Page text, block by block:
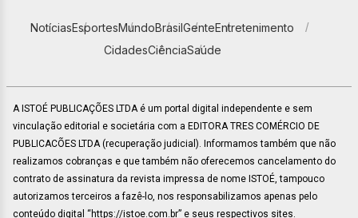
NotíciasEsportesMundoBrasilGenteEntretenimento
CidadesCiênciaSaúde
A ISTOÉ PUBLICAÇÕES LTDA é um portal digital independente e sem
vinculação editorial e societária com a EDITORA TRES COMÉRCIO DE
PUBLICACÕES LTDA (recuperação judicial). Informamos também que não
realizamos cobranças e que também não oferecemos cancelamento do
contrato de assinatura da revista impressa de nome ISTOÉ, tampouco
autorizamos terceiros a fazê-lo, nos responsabilizamos apenas pelo
conteúdo digital “https://istoe.com.br” e seus respectivos sites.